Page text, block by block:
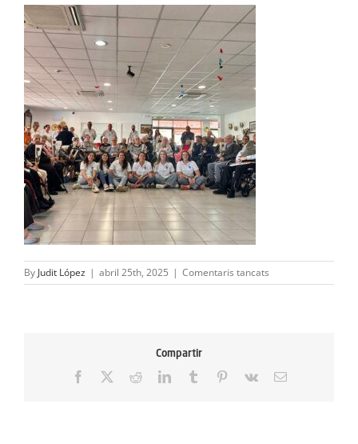
ACTIVITATS
SERVEIS
INFANTS
BLOG
EMPRESES
CONTACTE
By Judit López | abril 25th, 2025 | Comentaris tancats
1
Compartir
Facebook RedditLinkedInTumblr Pinterest
Vk Email: